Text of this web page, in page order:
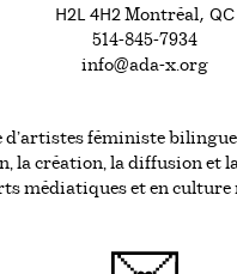
H2L 4H2 Montréal, QC
514-845-7934
info@ada-x.org
d’artistes féministe bilingue
la création, la diffusion et
médiatiques et en